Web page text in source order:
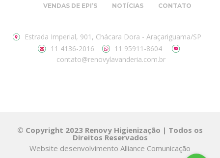
VENDAS DE EPI’S
NOTÍCIAS CONTATO
Estrada Imperial, 901, Chácara Dora - Araçariguama/SP
11 4136-2016
11 95911-8604
contato@renovylavanderia.com.br
© Copyright 2023 Renovy Higienização | Todos os
Direitos Reservados
Website desenvolvimento Alliance Comunicação